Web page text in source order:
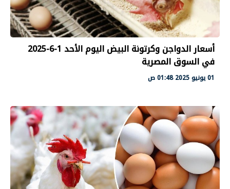
أسعار الدواجن وكرتونة البيض اليوم الأحد 1-6-2025
في السوق المصرية
01 يونيو 2025 01:48 ص